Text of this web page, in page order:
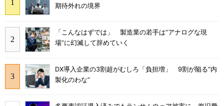
期待外れの境界
「こんなはずでは」 製造業の若手は“アナログな現
場”に幻滅して辞めていく
DX導入企業の3割超がむしろ「負担増」 9割が陥る“内
製化のわな”